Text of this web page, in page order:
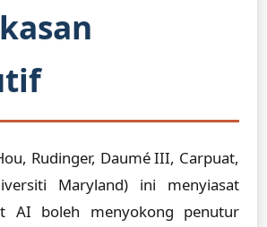
Rudinger, Daumé III, Carpuat,
Maryland) ini menyiasat
AI boleh menyokong penutur